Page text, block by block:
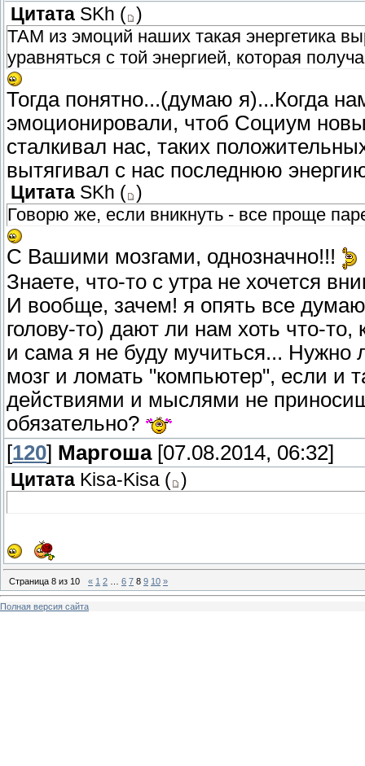
Цитата SKh ( )
ТАМ из эмоций наших такая энергетика
уравняться с той энергией, которая
Тогда понятно...(думаю я)...Когда
эмоционировали, чтоб Социум
сталкивал нас, таких
вытягивал с нас последнюю
Цитата SKh ( )
Говорю же, если вникнуть - все проще
С Вашими мозгами, однозначно!!!
Знаете, что-то с утра не хочется
И вообще, зачем! я опять все
голову-то) дают ли нам хоть что-
и сама я не буду мучиться...
мозг и ломать "компьютер", если и
действиями и мыслями не
обязательно?
[120] Маргоша[07.08.2014, 06:32]
Цитата Kisa-Kisa ( )
Страница 8 из 10 « 1 2 6 7 8 9 10 »
Полная версия сайта